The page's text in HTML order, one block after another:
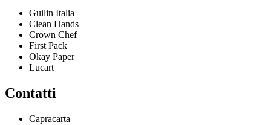
Guilin Italia
Clean Hands
Crown Chef
First Pack
Okay Paper
Lucart
Contatti
Capracarta